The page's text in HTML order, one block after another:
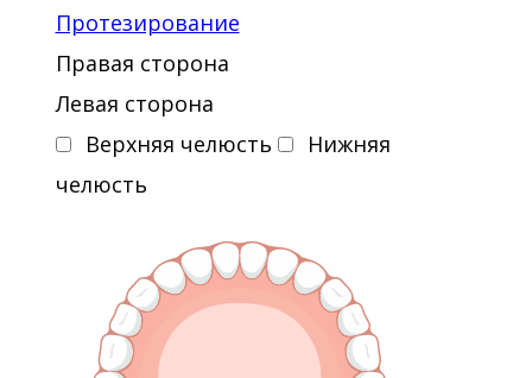
Протезирование
Правая сторона
Левая сторона
Верхняя челюсть
Нижняя
челюсть